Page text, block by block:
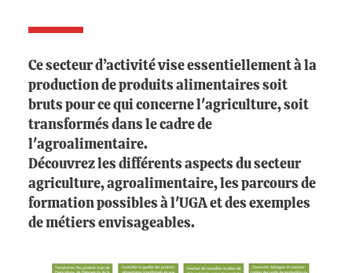
Ce secteur d’activité vise essentiellement à la
production de produits alimentaires soit
bruts pour ce qui concerne l'agriculture, soit
transformés dans le cadre de
l'agroalimentaire.
Découvrez les différents aspects du secteur
agriculture, agroalimentaire, les parcours de
formation possibles à l'UGA et des exemples
de métiers envisageables.